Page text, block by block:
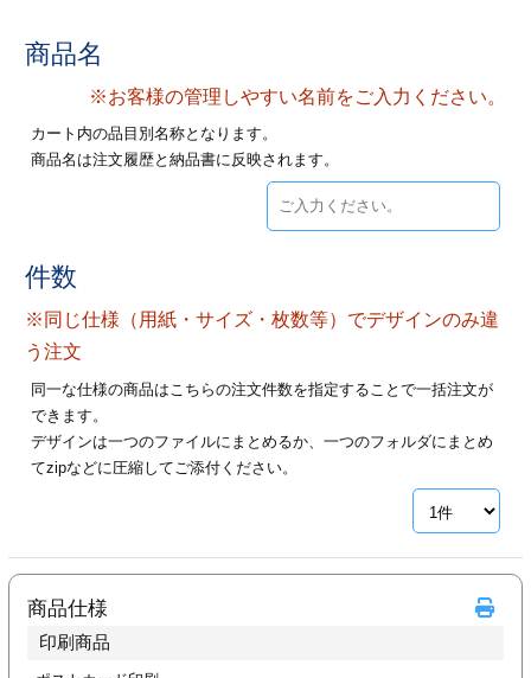
印刷
印刷
リーブ印刷
加工
印刷
カード印刷
ァイル印刷
印刷
リーブ
商品名
※お客様の管理しやすい名前をご入力ください。
カート内の品目別名称となります。
商品名は注文履歴と納品書に反映されます。
件数
※同じ仕様（用紙・サイズ・枚数等）でデザインのみ違
う注文
同一な仕様の商品はこちらの注文件数を指定することで一括注文が
できます。
デザインは一つのファイルにまとめるか、一つのフォルダにまとめ
てzipなどに圧縮してご添付ください。
商品仕様
印刷商品